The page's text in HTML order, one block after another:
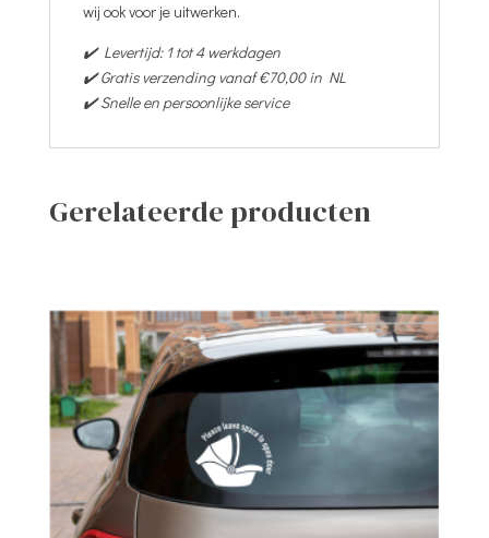
wij ook voor je uitwerken.
✔️ Levertijd: 1 tot 4 werkdagen
✔️ Gratis verzending vanaf €70,00 in NL
✔️ Snelle en persoonlijke service
Gerelateerde producten